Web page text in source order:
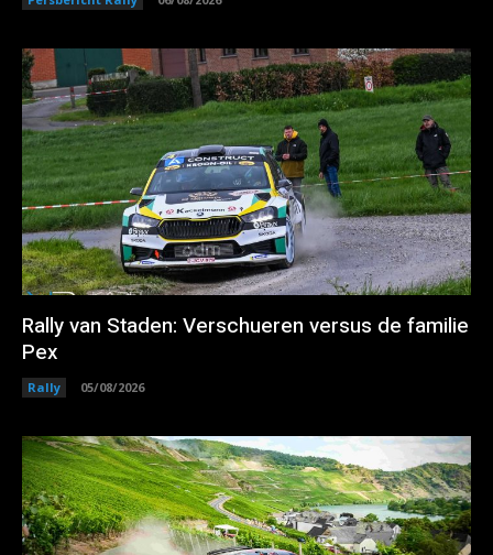
Rally van Staden: Verschueren versus de familie
Pex
Rally 05/08/2026